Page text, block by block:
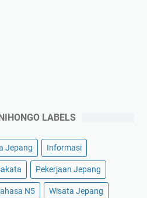
LABELS
Jepang Informasi
Pekerjaan Jepang
N5 Wisata Jepang